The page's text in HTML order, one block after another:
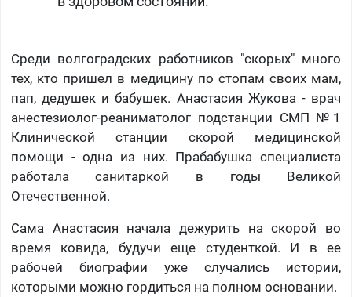
Среди волгоградских работников "скорых" много
тех, кто пришел в медицину по стопам своих мам,
пап, дедушек и бабушек. Анастасия Жукова - врач
анестезиолог-реаниматолог подстанции СМП №1
Клинической станции скорой медицинской
помощи - одна из них. Прабабушка специалиста
работала санитаркой в годы Великой
Отечественной.
Сама Анастасия начала дежурить на скорой во
время ковида, будучи еще студенткой. И в ее
рабочей биографии уже случались истории,
которыми можно гордиться на полном основании.